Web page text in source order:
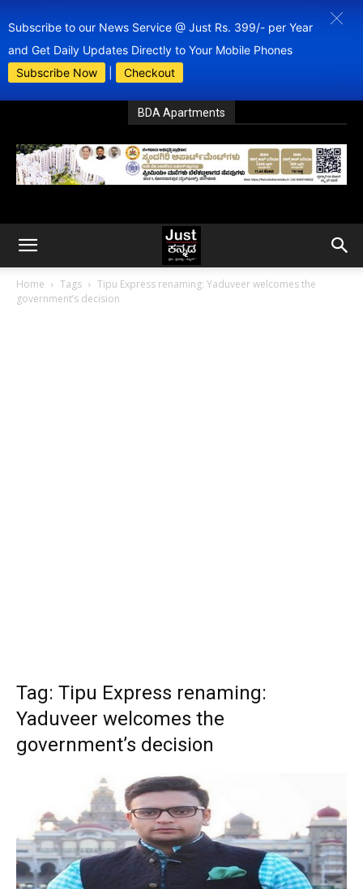
Subscribe to our News Service @ Just Rs. 399/- per Year
and Get Daily Updates Directly to Your Mobile Phones
Subscribe Now
Checkout
BDA Apartments
Home Tags
Tipu Express renaming: Yaduveer welcomes the
government’s decision
Tag: Tipu Express renaming:
Yaduveer welcomes the
government’s decision